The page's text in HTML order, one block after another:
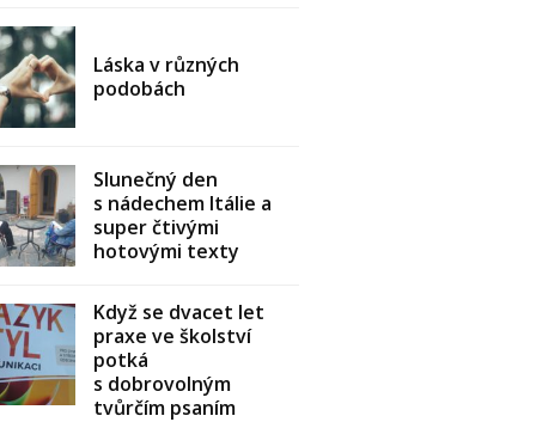
Láska v různých
podobách
Slunečný den
s nádechem Itálie a
super čtivými
hotovými texty
Když se dvacet let
praxe ve školství
potká
s dobrovolným
tvůrčím psaním